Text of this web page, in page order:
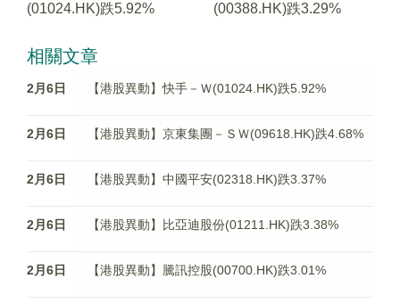
(01024.HK)跌5.92%
(00388.HK)跌3.29%
相關文章
2月6日 【港股異動】快手－Ｗ(01024.HK)跌5.92%
2月6日 【港股異動】京東集團－ＳＷ(09618.HK)跌4.68%
2月6日 【港股異動】中國平安(02318.HK)跌3.37%
2月6日 【港股異動】比亞迪股份(01211.HK)跌3.38%
2月6日 【港股異動】騰訊控股(00700.HK)跌3.01%